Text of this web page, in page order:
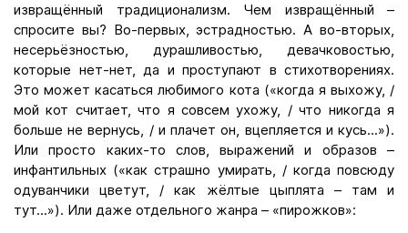
извращённый традиционализм. Чем извращённый –
спросите вы? Во-первых, эстрадностью. А во-вторых,
несерьёзностью, дурашливостью, девачковостью,
которые нет-нет, да и проступают в стихотворениях.
Это может касаться любимого кота («когда я выхожу, /
мой кот считает, что я совсем ухожу, / что никогда я
больше не вернусь, / и плачет он, вцепляется и кусь...»).
Или просто каких-то слов, выражений и образов –
инфантильных («как страшно умирать, / когда повсюду
одуванчики цветут, / как жёлтые цыплята – там и
тут...»). Или даже отдельного жанра – «пирожков»: